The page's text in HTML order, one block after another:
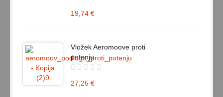
19,74 €
Vložek Aeromoove proti
potenju
27,25 €